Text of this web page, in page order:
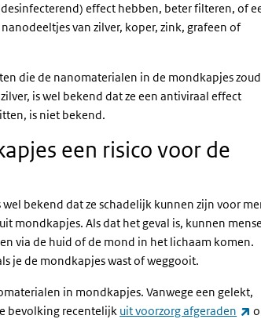
effect hebben, beter filteren, of
van zilver, koper, zink, grafeen of
die de nanomaterialen in de mondkapjes
is wel bekend dat ze een antiviraal effect
is niet bekend.
een risico voor de
bekend dat ze schadelijk kunnen zijn voor
mondkapjes. Als dat het geval is, kunnen
via de huid of de mond in het lichaam komen.
je de mondkapjes wast of weggooit.
in mondkapjes. Vanwege een gelekt,
bevolking recentelijk uit voorzorg afgeraden